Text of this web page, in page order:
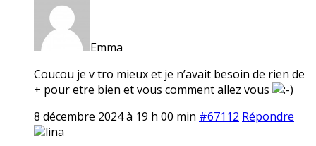
Emma
Coucou je v tro mieux et je n’avait besoin de rien de
+ pour etre bien et vous comment allez vous
8 décembre 2024 à 19 h 00 min #67112 Répondre
lina